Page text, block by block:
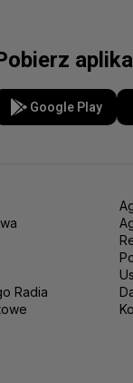
Google Play
Radia